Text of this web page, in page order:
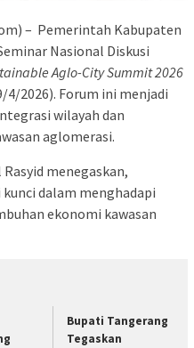
– Pemerintah Kabupaten
Nasional Diskusi
Aglo-City Summit 2026
4/2026). Forum ini menjadi
wilayah dan
aglomerasi.
menegaskan,
dalam menghadapi
ekonomi kawasan
Bupati Tangerang
Tegaskan